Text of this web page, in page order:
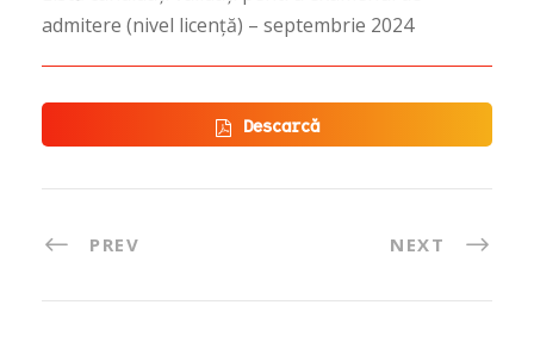
admitere (nivel licență) – septembrie 2024
Descarcă
PREV NEXT